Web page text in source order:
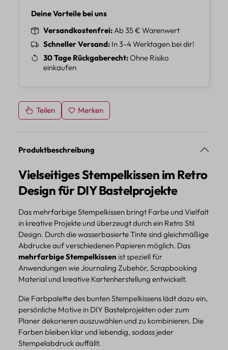
Deine Vorteile bei uns
Versandkostenfrei Ab 35 € Warenwert
Schneller Versand In 3-4 Werktagen bei dir!
30 Tage Rückgaberecht Ohne Risiko
einkaufen
Teilen Merken
Produktbeschreibung
Vielseitiges Stempelkissen im Retro
Design für DIY Bastelprojekte
Das mehrfarbige Stempelkissen bringt Farbe und Vielfalt
in kreative Projekte und überzeugt durch ein Retro Stil
Design. Durch die wasserbasierte Tinte sind gleichmäßige
Abdrucke auf verschiedenen Papieren möglich. Das
mehrfarbige Stempelkissen ist speziell für
Anwendungen wie Journaling Zubehör, Scrapbooking
Material und kreative Kartenherstellung entwickelt.
Die Farbpalette des bunten Stempelkissens lädt dazu ein,
persönliche Motive in DIY Bastelprojekten oder zum
Planer dekorieren auszuwählen und zu kombinieren. Die
Farben bleiben klar und lebendig, sodass jeder
Stempelabdruck auffällt.